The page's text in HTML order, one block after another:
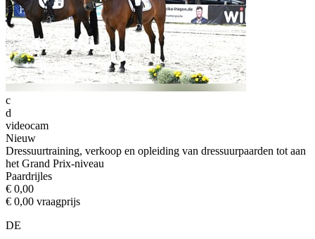
c
d
videocam
Nieuw
Dressuurtraining, verkoop en opleiding van dressuurpaarden tot aan
het Grand Prix-niveau
Paardrijles
€ 0,00
€ 0,00 vraagprijs
DE